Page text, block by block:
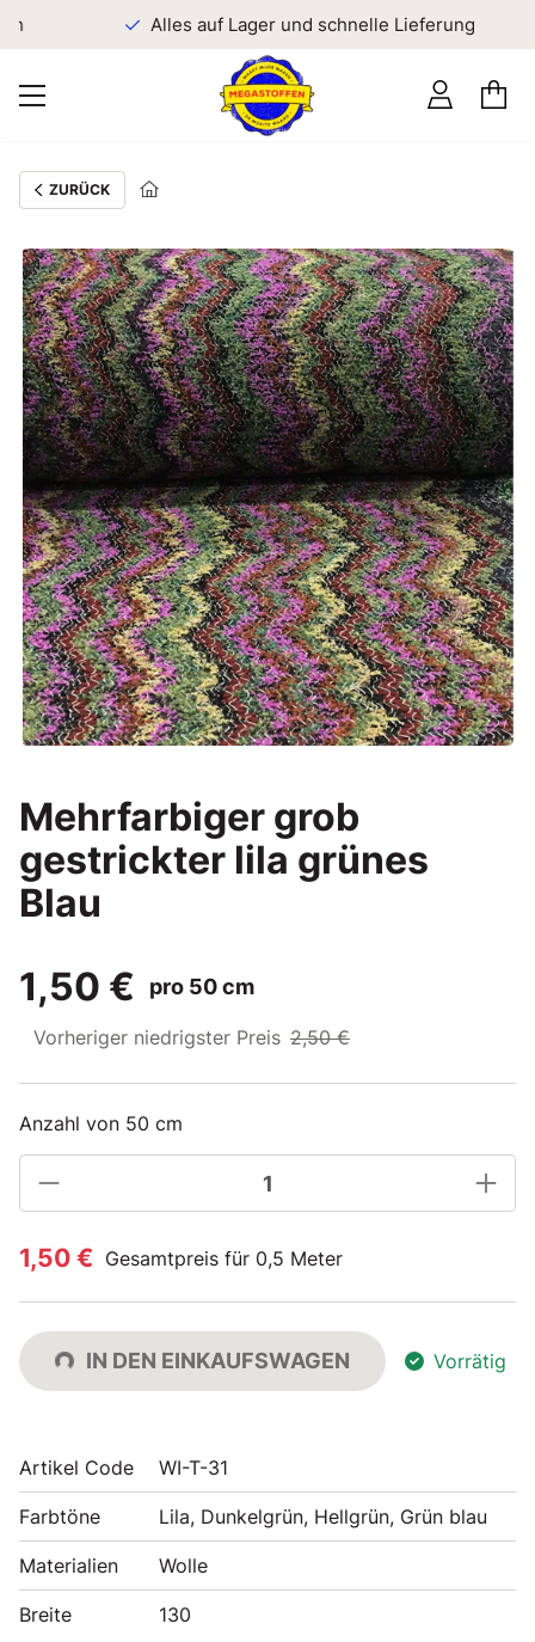
Alles auf Lager und schnelle Lieferung
ZURÜCK
Mehrfarbiger grob
gestrickter lila grünes
Blau
1,50 €
pro 50 cm
Vorheriger niedrigster Preis 2,50 €
Anzahl von 50 cm
1,50 € Gesamtpreis für 0,5 Meter
IN DEN EINKAUFSWAGEN Vorrätig
Artikel Code WI-T-31
Farbtöne Lila, Dunkelgrün, Hellgrün, Grün blau
Materialien Wolle
Breite 130